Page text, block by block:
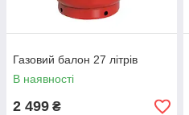
Газовий балон 27 літрів
В наявності
2 499 ₴